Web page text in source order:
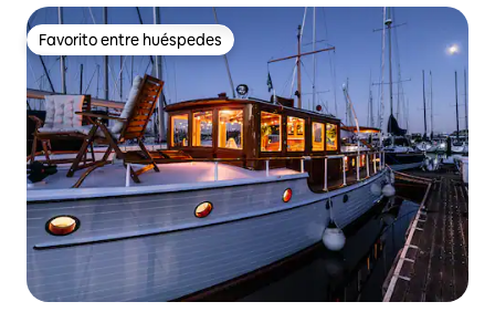
Favorito entre huéspedes
Favorito entre huéspedes